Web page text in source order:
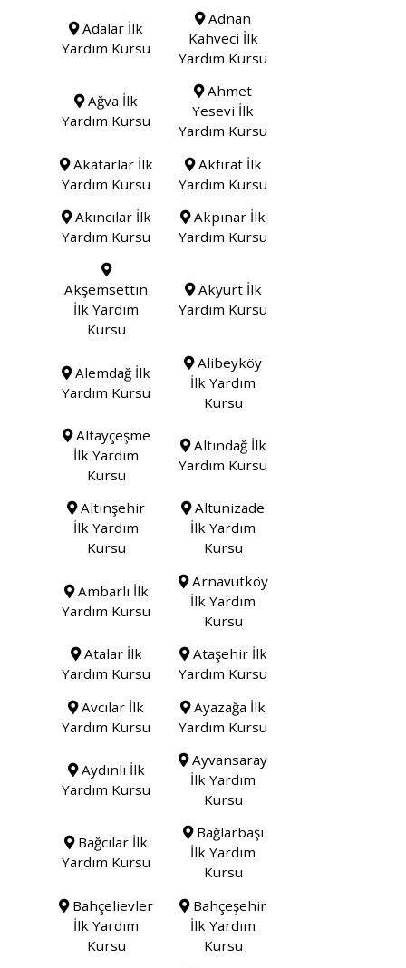
Adalar İlk
Yardım Kursu
Adnan
Kahveci İlk
Yardım Kursu
Ağva İlk
Yardım Kursu
Ahmet
Yesevi İlk
Yardım Kursu
Akatarlar İlk
Yardım Kursu
Akfırat İlk
Yardım Kursu
Akıncılar İlk
Yardım Kursu
Akpınar İlk
Yardım Kursu
Akşemsettin
İlk Yardım
Kursu
Akyurt İlk
Yardım Kursu
Alemdağ İlk
Yardım Kursu
Alibeyköy
İlk Yardım
Kursu
Altayçeşme
İlk Yardım
Kursu
Altındağ İlk
Yardım Kursu
Altınşehir
İlk Yardım
Kursu
Altunizade
İlk Yardım
Kursu
Ambarlı İlk
Yardım Kursu
Arnavutköy
İlk Yardım
Kursu
Atalar İlk
Yardım Kursu
Ataşehir İlk
Yardım Kursu
Avcılar İlk
Yardım Kursu
Ayazağa İlk
Yardım Kursu
Aydınlı İlk
Yardım Kursu
Ayvansaray
İlk Yardım
Kursu
Bağcılar İlk
Yardım Kursu
Bağlarbaşı
İlk Yardım
Kursu
Bahçelievler
İlk Yardım
Kursu
Bahçeşehir
İlk Yardım
Kursu